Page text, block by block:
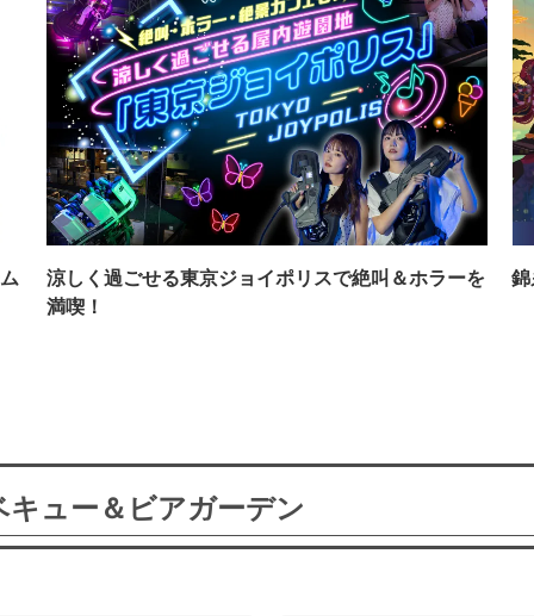
涼しく過ごせる東京ジョイポリスで絶叫＆ホラーを
満喫！
ュー＆ビアガーデン